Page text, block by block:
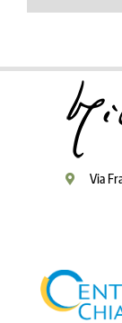
Via